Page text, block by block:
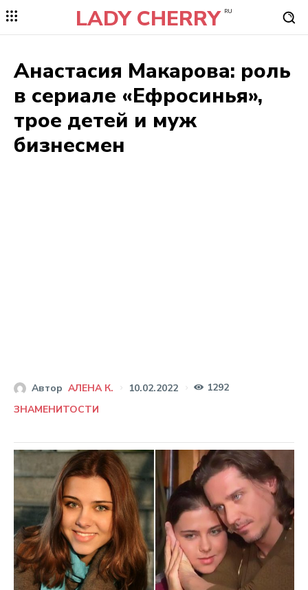
LADY CHERRY RU
Анастасия Макарова: роль
в сериале «Ефросинья»,
трое детей и муж
бизнесмен
Автор АЛЕНА К. 10.02.2022
1292
ЗНАМЕНИТОСТИ